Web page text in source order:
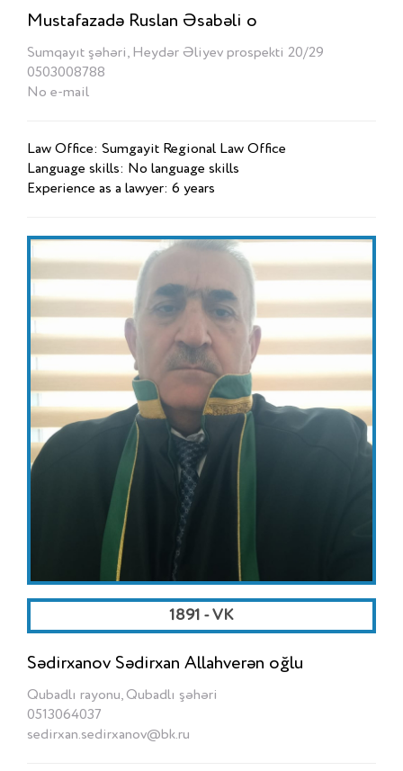
Mustafazadə Ruslan Əsabəli o
Sumqayıt şəhəri, Heydər Əliyev prospekti 20/29
0503008788
No e-mail
Law Office: Sumgayit Regional Law Office
Language skills: No language skills
Experience as a lawyer: 6 years
1891 - VK
Sədirxanov Sədirxan Allahverən oğlu
Qubadlı rayonu, Qubadlı şəhəri
0513064037
sedirxan.sedirxanov@bk.ru